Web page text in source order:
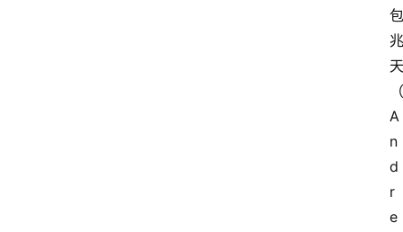
包
兆
天
（
A
n
d
r
e